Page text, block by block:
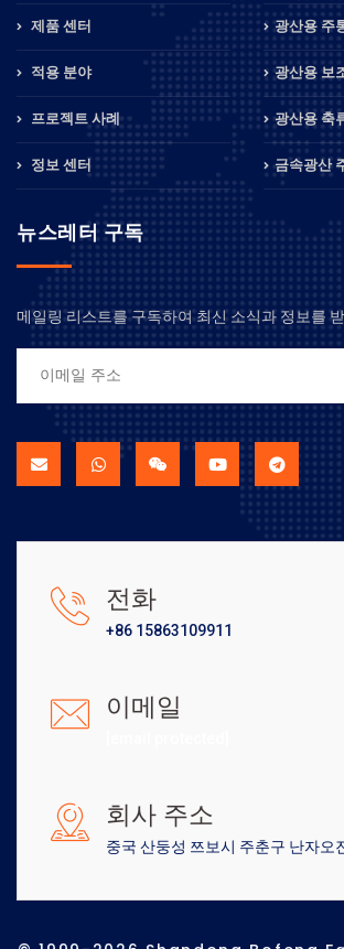
제품 센터
적용 분야
프로젝트 사례
정보 센터
광산용 주
광산용 보
광산용 축
금속광산
뉴스레터 구독
메일링 리스트를 구독하여 최신 소식과 정보를
전화
+86 15863109911
이메일
회사 주소
중국 산둥성 쯔보시 주춘구 난자오